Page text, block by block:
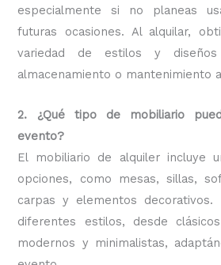
especialmente si no planeas
futuras ocasiones. Al alquilar,
variedad de estilos y
almacenamiento o mantenimiento
2. ¿Qué tipo de mobiliario
evento?
El mobiliario de alquiler incluye
opciones, como mesas, sillas,
carpas y elementos decorativos.
diferentes estilos, desde
modernos y minimalistas,